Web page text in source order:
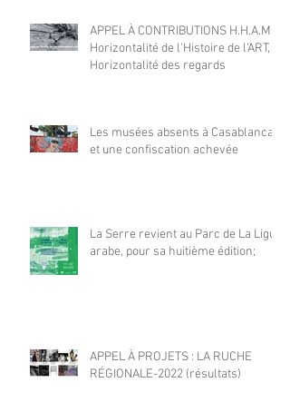
APPEL À CONTRIBUTIONS H.H.A.M |
Horizontalité de l'Histoire de l'ART,
Horizontalité des regards
Les musées absents à Casablanca
et une confiscation achevée
La Serre revient au Parc de La Ligue
arabe, pour sa huitième édition;
APPEL À PROJETS : LA RUCHE
RÉGIONALE-2022 (résultats)